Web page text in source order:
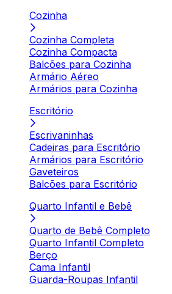
Cozinha
Cozinha Completa
Cozinha Compacta
Balcões para Cozinha
Armário Aéreo
Armários para Cozinha
Escritório
Escrivaninhas
Cadeiras para Escritório
Armários para Escritório
Gaveteiros
Balcões para Escritório
Quarto Infantil e Bebê
Quarto de Bebê Completo
Quarto Infantil Completo
Berço
Cama Infantil
Guarda-Roupas Infantil